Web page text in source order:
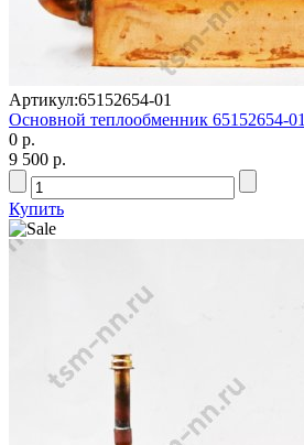
Артикул:65152654-01
Основной теплообменник 65152654-01
0 р.
9 500 р.
Купить